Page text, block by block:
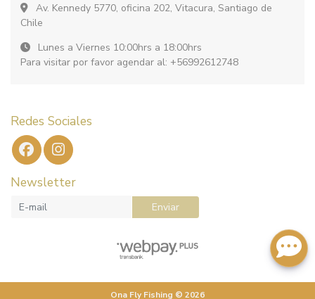
Av. Kennedy 5770, oficina 202, Vitacura, Santiago de
Chile
Lunes a Viernes 10:00hrs a 18:00hrs
Para visitar por favor agendar al: +56992612748
Redes Sociales
Newsletter
Enviar
Ona Fly Fishing © 2026